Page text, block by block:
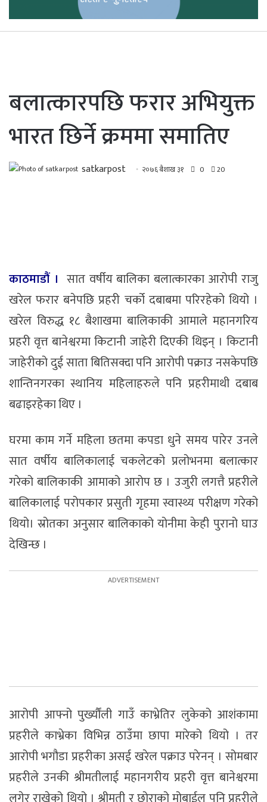
बलात्कारपछि फरार अभियुक्त
भारत छिर्ने क्रममा समातिए
satkarpost २०७६ बैशाख ३१ 0 20
काठमाडौं । सात वर्षीय बालिका बलात्कारका आरोपी राजु
खरेल फरार बनेपछि प्रहरी चर्को दबाबमा परिरहेको थियो ।
खरेल विरुद्ध १८ बैशाखमा बालिकाकी आमाले महानगरिय
प्रहरी वृत्त बानेश्वरमा किटानी जाहेरी दिएकी थिइन् । किटानी
जाहेरीको दुई साता बितिसक्दा पनि आरोपी पक्राउ नसकेपछि
शान्तिनगरका स्थानिय महिलाहरुले पनि प्रहरीमाथी दबाब
बढाइरहेका थिए ।
घरमा काम गर्ने महिला छतमा कपडा धुने समय पारेर उनले
सात वर्षीय बालिकालाई चकलेटको प्रलोभनमा बलात्कार
गरेको बालिकाकी आमाको आरोप छ । उजुरी लगत्तै प्रहरीले
बालिकालाई परोपकार प्रसुती गृहमा स्वास्थ्य परीक्षण गरेको
थियो। स्रोतका अनुसार बालिकाको योनीमा केही पुरानो घाउ
देखिन्छ ।
आरोपी आफ्नो पुर्ख्यौंली गाउँ काभ्रेतिर लुकेको आशंकामा
प्रहरीले काभ्रेका विभिन्न ठाउँमा छापा मारेको थियो । तर
आरोपी भगौडा प्रहरीका असई खरेल पक्राउ परेनन् । सोमबार
प्रहरीले उनकी श्रीमतीलाई महानगरीय प्रहरी वृत्त बानेश्वरमा